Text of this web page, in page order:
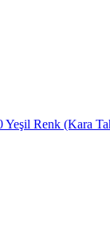
Yeşil Renk (Kara